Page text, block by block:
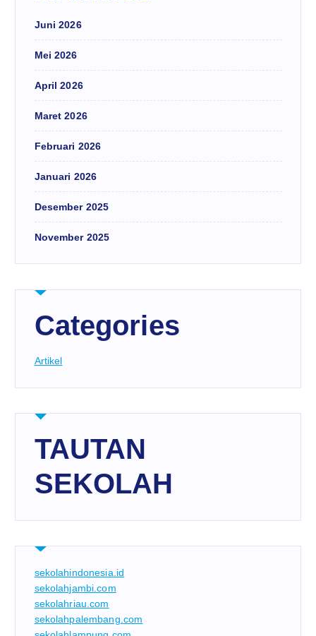
Juni 2026
Mei 2026
April 2026
Maret 2026
Februari 2026
Januari 2026
Desember 2025
November 2025
Categories
Artikel
TAUTAN
SEKOLAH
sekolahindonesia.id
sekolahjambi.com
sekolahriau.com
sekolahpalembang.com